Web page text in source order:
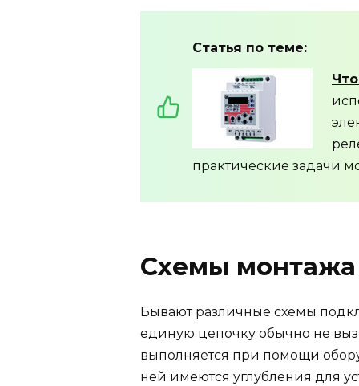
Статья по теме:
практические задачи
Схемы монтажа
Бывают различные схемы
единую цепочку обычно не
выполняется при помощи
ней имеются углубления для